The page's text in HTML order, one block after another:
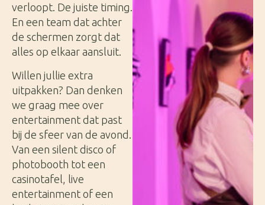
verloopt. De juiste timing.
En een team dat achter
de schermen zorgt dat
alles op elkaar aansluit.
Willen jullie extra
uitpakken? Dan denken
we graag mee over
entertainment dat past
bij de sfeer van de avond.
Van een silent disco of
photobooth tot een
casinotafel, live
entertainment of een